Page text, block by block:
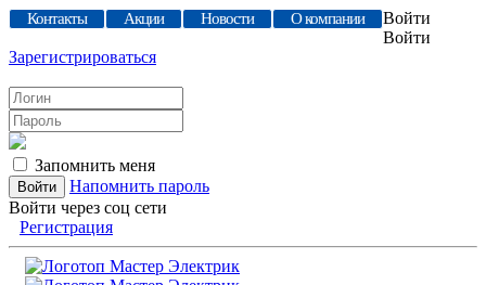
Контакты Акции Новости О компании
Войти
Войти
Зарегистрироваться
Запомнить меня
Напомнить пароль
Войти через соц сети
Регистрация